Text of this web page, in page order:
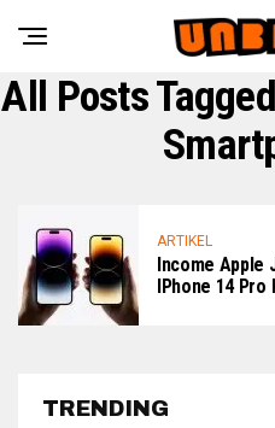
All Posts
ARTIKEL
Income Apple
IPhone 14 Pro
TRENDING